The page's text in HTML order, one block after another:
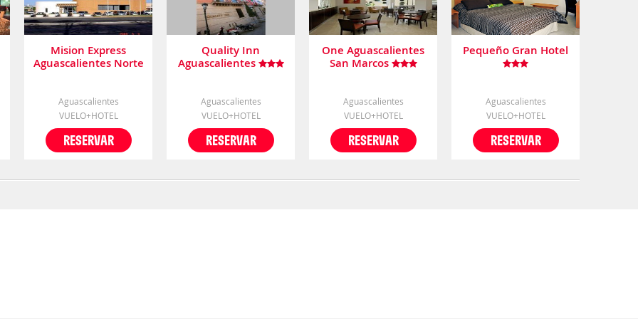
Mision Express
Aguascalientes Norte
Aguascalientes
VUELO+HOTEL
RESERVAR
Quality Inn
Aguascalientes
Aguascalientes
VUELO+HOTEL
RESERVAR
One Aguascalientes
San Marcos
Aguascalientes
VUELO+HOTEL
RESERVAR
Pequeño Gran Hotel
Aguascalientes
VUELO+HOTEL
RESERVAR